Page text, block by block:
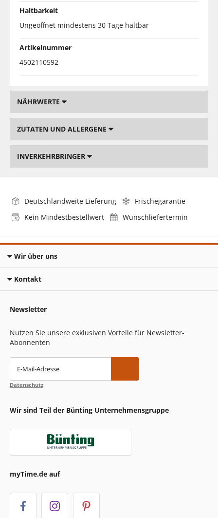
Haltbarkeit
Ungeöffnet mindestens 30 Tage haltbar
Artikelnummer
4502110592
NÄHRWERTE
ZUTATEN UND ALLERGENE
INVERKEHRBRINGER
Deutschlandweite Lieferung
Frischegarantie
Kein Mindestbestellwert
Wunschliefertermin
Wir über uns
Kontakt
Newsletter
Nutzen Sie unsere exklusiven Vorteile für Newsletter-
Abonnenten
E-Mail-Adresse
Datenschutz
Wir sind Teil der Bünting Unternehmensgruppe
myTime.de auf